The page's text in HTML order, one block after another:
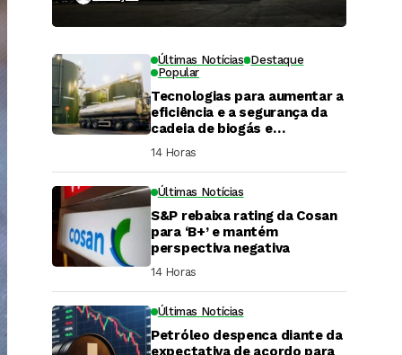
Últimas Notícias Destaque
Popular
Tecnologias para aumentar a
eficiência e a segurança da
cadeia de biogás e
biometano são destaque em
Fórum do setor
14 Horas ⁮
Últimas Notícias
S&P rebaixa rating da Cosan
para ‘B+’ e mantém
perspectiva negativa
14 Horas ⁮
Últimas Notícias
Petróleo despenca diante da
expectativa de acordo para
DaCana Cast
Fenasucro 2026